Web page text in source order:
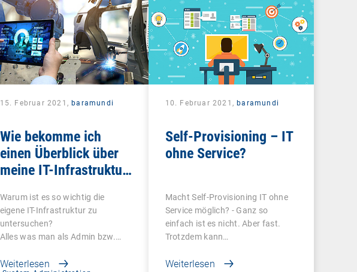
15. Februar 2021,baramundi
Wie bekomme ich
einen Überblick über
meine IT-Infrastruktur
Produktion?
Warum ist es so wichtig die
eigene IT-Infrastruktur zu
untersuchen?
Alles was man als Admin bzw.…
Weiterlesen
10. Februar 2021,baramundi
Self-Provisioning – IT
ohne Service?
Macht Self-Provisioning IT ohne
Service möglich? - Ganz so
einfach ist es nicht. Aber fast.
Trotzdem kann…
Weiterlesen